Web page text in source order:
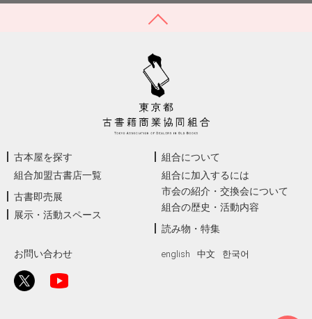
古本屋を探す
組合加盟古書店一覧
古書即売展
展示・活動スペース
組合について
組合に加入するには
市会の紹介・交換会について
組合の歴史・活動内容
読み物・特集
お問い合わせ english 中文 한국어